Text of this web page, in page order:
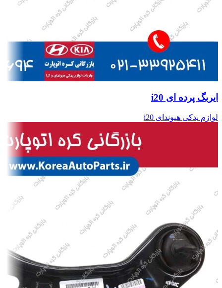
ایربگ پرده ای i20
لوازم یدکی هیوندای i20